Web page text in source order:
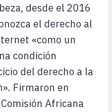
desde el 2016
el derecho al
«como un
condición
del derecho a la
Firmaron en
Africana